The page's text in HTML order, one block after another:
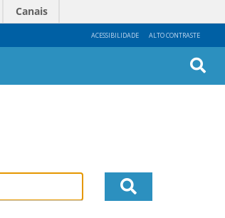
ACESSIBILIDADE ALTO CONTRASTE
Canais